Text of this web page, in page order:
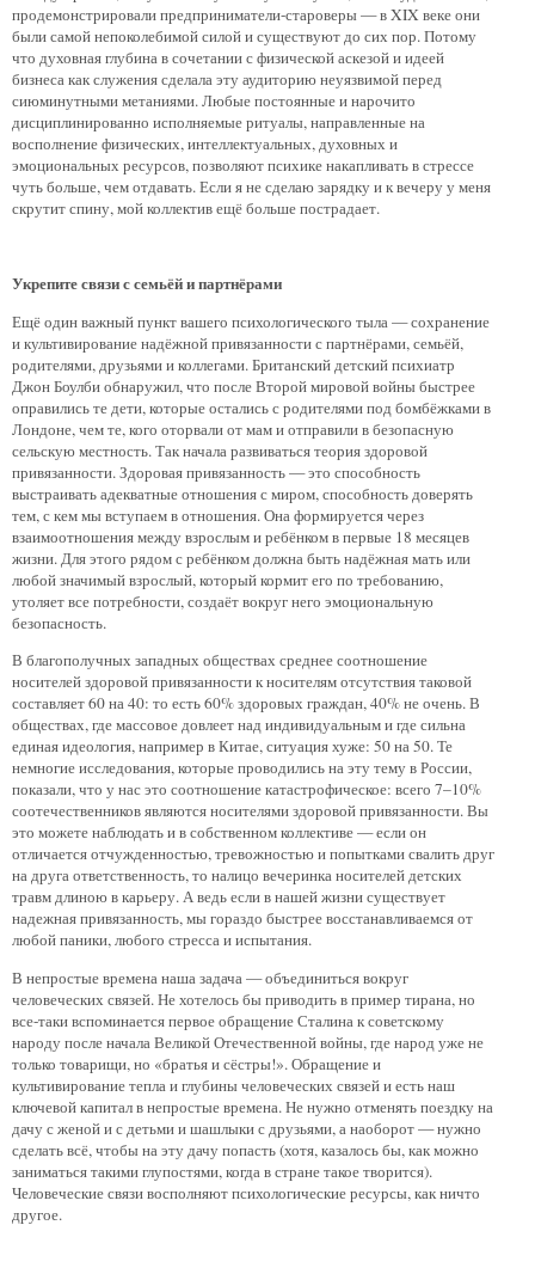
продемонстрировали предприниматели-староверы — в XIX веке они
были самой непоколебимой силой и существуют до сих пор. Потому
что духовная глубина в сочетании с физической аскезой и идеей
бизнеса как служения сделала эту аудиторию неуязвимой перед
сиюминутными метаниями. Любые постоянные и нарочито
дисциплинированно исполняемые ритуалы, направленные на
восполнение физических, интеллектуальных, духовных и
эмоциональных ресурсов, позволяют психике накапливать в стрессе
чуть больше, чем отдавать. Если я не сделаю зарядку и к вечеру у меня
скрутит спину, мой коллектив ещё больше пострадает.
Укрепите связи с семьёй и партнёрами
Ещё один важный пункт вашего психологического тыла — сохранение
и культивирование надёжной привязанности с партнёрами, семьёй,
родителями, друзьями и коллегами. Британский детский психиатр
Джон Боулби обнаружил, что после Второй мировой войны быстрее
оправились те дети, которые остались с родителями под бомбёжками в
Лондоне, чем те, кого оторвали от мам и отправили в безопасную
сельскую местность. Так начала развиваться теория здоровой
привязанности. Здоровая привязанность — это способность
выстраивать адекватные отношения с миром, способность доверять
тем, с кем мы вступаем в отношения. Она формируется через
взаимоотношения между взрослым и ребёнком в первые 18 месяцев
жизни. Для этого рядом с ребёнком должна быть надёжная мать или
любой значимый взрослый, который кормит его по требованию,
утоляет все потребности, создаёт вокруг него эмоциональную
безопасность.
В благополучных западных обществах среднее соотношение
носителей здоровой привязанности к носителям отсутствия таковой
составляет 60 на 40: то есть 60% здоровых граждан, 40% не очень. В
обществах, где массовое довлеет над индивидуальным и где сильна
единая идеология, например в Китае, ситуация хуже: 50 на 50. Те
немногие исследования, которые проводились на эту тему в России,
показали, что у нас это соотношение катастрофическое: всего 7–10%
соотечественников являются носителями здоровой привязанности. Вы
это можете наблюдать и в собственном коллективе — если он
отличается отчужденностью, тревожностью и попытками свалить друг
на друга ответственность, то налицо вечеринка носителей детских
травм длиною в карьеру. А ведь если в нашей жизни существует
надежная привязанность, мы гораздо быстрее восстанавливаемся от
любой паники, любого стресса и испытания.
В непростые времена наша задача — объединиться вокруг
человеческих связей. Не хотелось бы приводить в пример тирана, но
все-таки вспоминается первое обращение Сталина к советскому
народу после начала Великой Отечественной войны, где народ уже не
только товарищи, но «братья и сёстры!». Обращение и
культивирование тепла и глубины человеческих связей и есть наш
ключевой капитал в непростые времена. Не нужно отменять поездку на
дачу с женой и с детьми и шашлыки с друзьями, а наоборот — нужно
сделать всё, чтобы на эту дачу попасть (хотя, казалось бы, как можно
заниматься такими глупостями, когда в стране такое творится).
Человеческие связи восполняют психологические ресурсы, как ничто
другое.